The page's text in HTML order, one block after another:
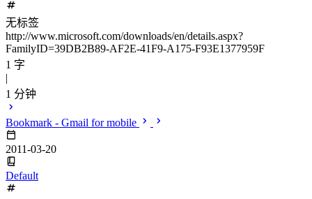
无标签
http://www.microsoft.com/downloads/en/details.aspx?
FamilyID=39DB2B89-AF2E-41F9-A175-F93E1377959F
1 字
|
1 分钟
Bookmark - Gmail for mobile
2011-03-20
Default